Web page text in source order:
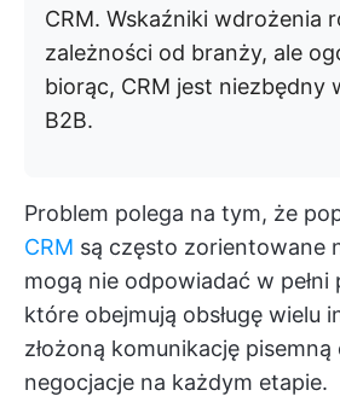
CRM. Wskaźniki wdrożenia
zależności od branży, ale
biorąc, CRM jest niezbędny
B2B.
Problem polega na tym, że
CRM są często zorientowane
mogą nie odpowiadać w
które obejmują obsługę wielu
złożoną komunikację
negocjacje na każdym etapie.